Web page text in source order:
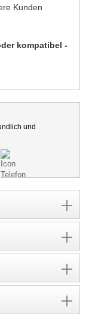
Kunden
kompatibel -
und